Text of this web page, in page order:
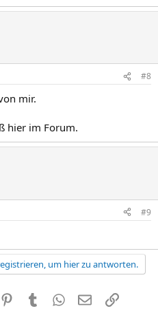
#8
mir.
hier im Forum.
#9
um hier zu antworten.
PinterestTumblr WhatsApp
E-MailLink